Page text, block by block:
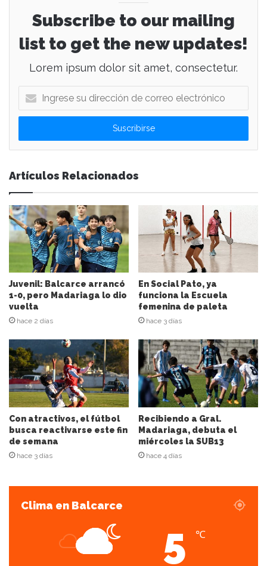
Subscribe to our mailing
list to get the new updates!
Lorem ipsum dolor sit amet, consectetur.
g
e
s
u
d
i
r
e
c
i
ó
n
d
c
o
r
r
e
o
e
l
e
c
n
Artículos Relacionados
Juvenil: Balcarce arrancó
1-0, pero Madariaga lo dio
vuelta
hace 2 días
En Social Pato, ya
funciona la Escuela
femenina de paleta
hace 3 días
Con atractivos, el fútbol
busca reactivarse este fin
de semana
hace 3 días
Recibiendo a Gral.
Madariaga, debuta el
miércoles la SUB13
hace 4 días
Clima en Balcarce
5 ℃